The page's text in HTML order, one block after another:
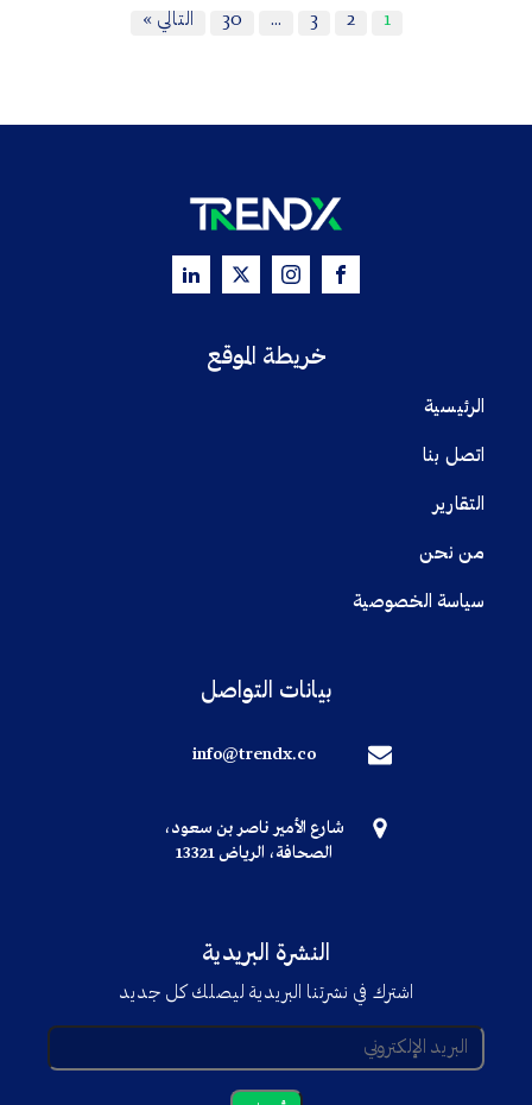
1
2
3
…
30 التالي »
خريطة الموقع
الرئيسية
اتصل بنا
التقارير
من نحن
سياسة الخصوصية
بيانات التواصل
info@trendx.co
شارع الأمير ناصر بن سعود،
الصحافة، الرياض 13321
النشرة البريدية
اشترك في نشرتنا البريدية ليصلك كل جديد